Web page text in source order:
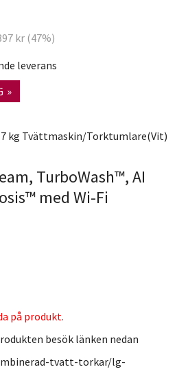
kr (47%)
leverans
»
7 kg Tvättmaskin/Torktumlare(Vit)
TurboWash™, AI
med Wi-Fi
på produkt.
besök länken nedan
tvatt-torkar/lg-